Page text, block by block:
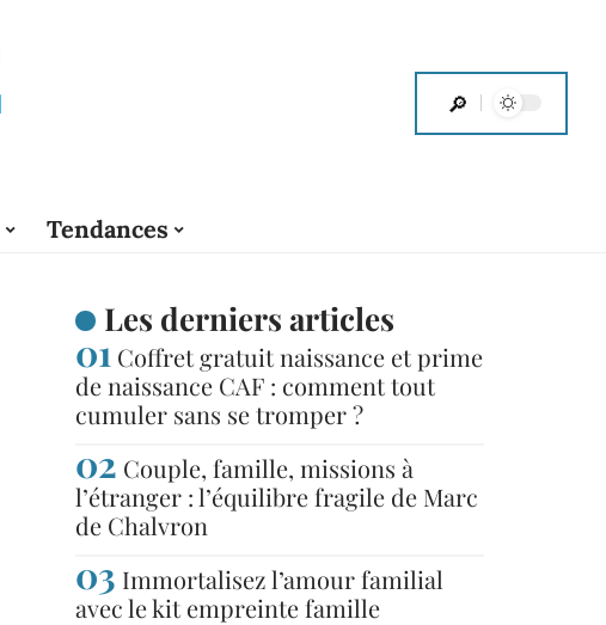
Tendances
Les derniers articles
Coffret gratuit naissance et prime
de naissance CAF : comment tout
cumuler sans se tromper ?
Couple, famille, missions à
l’étranger : l’équilibre fragile de Marc
de Chalvron
Immortalisez l’amour familial
avec le kit empreinte famille